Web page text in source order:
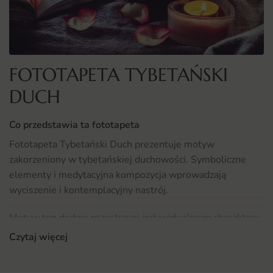
FOTOTAPETA TYBETAŃSKI
DUCH
Co przedstawia ta fototapeta
Fototapeta Tybetański Duch prezentuje motyw
zakorzeniony w tybetańskiej duchowości. Symboliczne
elementy i medytacyjna kompozycja wprowadzają
wyciszenie i kontemplacyjny nastrój.
a przemyślana kompozycja współgra z otoczeniem.
Czytaj więcej